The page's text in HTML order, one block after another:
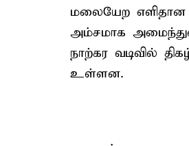
மலையேற எளிதான
அம்சமாக
நாற்கர வடிவில்
உள்ளன.